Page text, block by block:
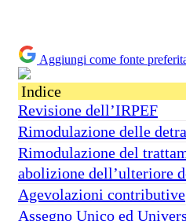
Aggiungi come fonte
Indice
Revisione dell’IRPEF
Rimodulazione delle
Rimodulazione del
abolizione dell’ulteriore
Agevolazioni contributive
Assegno Unico ed